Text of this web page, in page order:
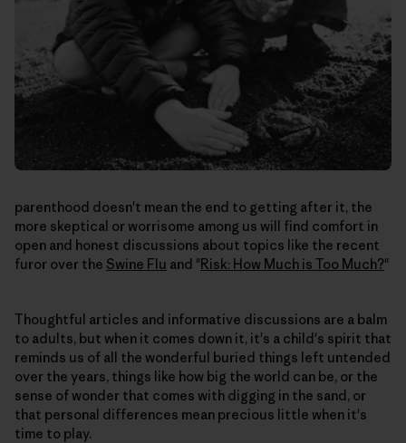
parenthood doesn't mean the end to getting after it, the
more skeptical or worrisome among us will find comfort in
open and honest discussions about topics like the recent
furor over the Swine Flu and "Risk: How Much is Too Much?"
Thoughtful articles and informative discussions are a balm
to adults, but when it comes down it, it's a child's spirit that
reminds us of all the wonderful buried things left untended
over the years, things like how big the world can be, or the
sense of wonder that comes with digging in the sand, or
that personal differences mean precious little when it's
time to play.